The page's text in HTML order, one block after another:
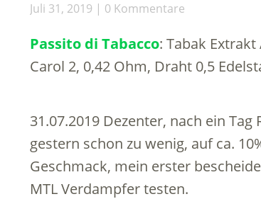
Juli 31, 2019 0 Kommentare
Passito di Tabacco: Tabak
Carol 2, 0,42 Ohm, Draht 0,5
31.07.2019 Dezenter, nach ein
gestern schon zu wenig, auf ca.
Geschmack, mein erster
MTL Verdampfer testen.